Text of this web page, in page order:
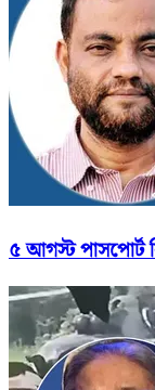
৫ আগস্ট পাসপোর্ট